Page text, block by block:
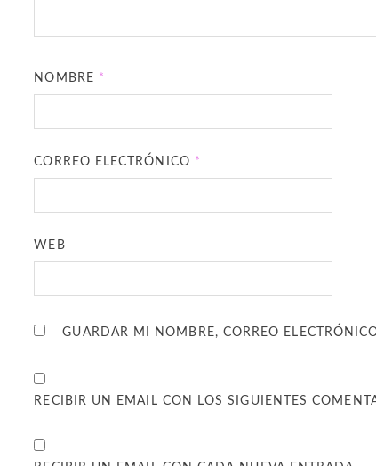
NOMBRE *
CORREO ELECTRÓNICO *
WEB
GUARDAR MI NOMBRE, CORREO
RECIBIR UN EMAIL CON LOS SIGUIENTES